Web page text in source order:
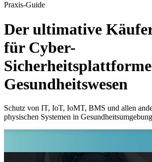
Praxis-Guide
Der ultimative
für Cyber-
Gesundheitswesen
Schutz von IT, IoT, IoMT, BMS und allen
physischen Systemen in